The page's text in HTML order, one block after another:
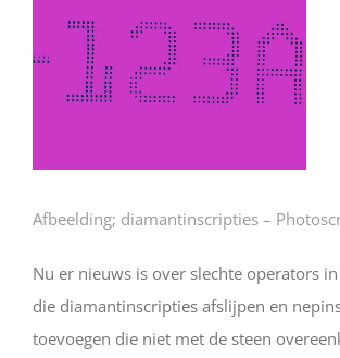
afbeelding
Afbeelding; diamantinscripties –
Nu er nieuws is over slechte operators
die diamantinscripties afslijpen en
toevoegen die niet met de steen